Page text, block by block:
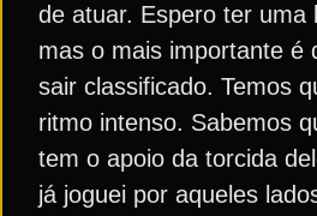
de atuar. Espero ter uma
mas o mais importante é
sair classificado. Temos
ritmo intenso. Sabemos
tem o apoio da torcida
já joguei por aqueles